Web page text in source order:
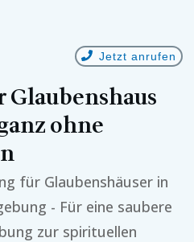
Jetzt anrufen
ohne
für Glaubenshäuser in
- Für eine saubere
zur spirituellen